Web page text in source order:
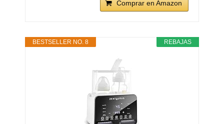
Comprar en Amazon
REBAJAS
BESTSELLER NO. 8